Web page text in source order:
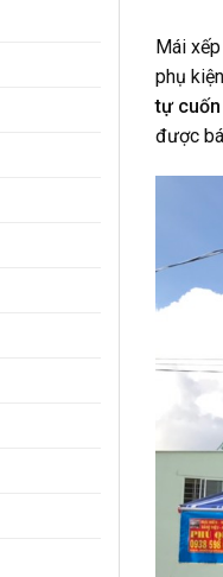
Mái
phụ
tự
được